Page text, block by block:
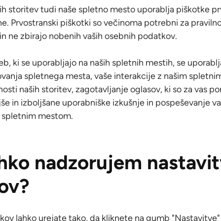
storitev tudi naše spletno mesto uporablja piškotke
Prvostranski piškotki so večinoma potrebni za
ne zbirajo nobenih vaših osebnih podatkov.
ki se uporabljajo na naših spletnih mestih, se
spletnega mesta, vaše interakcije z našim
naših storitev, zagotavljanje oglasov, ki so za vas
in izboljšane uporabniške izkušnje in pospeševanje
mestom.
nadzorujem
lahko urejate tako, da kliknete na gumb "Nastavitve"